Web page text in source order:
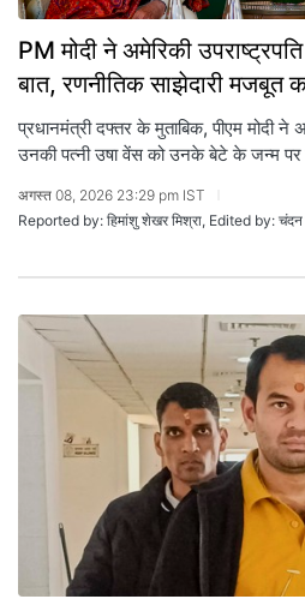
PM मोदी ने अमेरिकी
बात, रणनीतिक साझेदारी मजबूत
प्रधानमंत्री दफ्तर के मुताबिक, पीएम मोदी ने
उनकी पत्नी उषा वेंस को उनके बेटे के जन्म पर
अगस्त 08, 2026 23:29 pm IST
Reported by: हिमांशु शेखर मिश्रा, Edited by: चंदन